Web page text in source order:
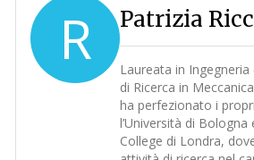
R Patrizia
Laureata in
di Ricerca in
ha perfezionato i
l’Università di Bologna
College di Londra,